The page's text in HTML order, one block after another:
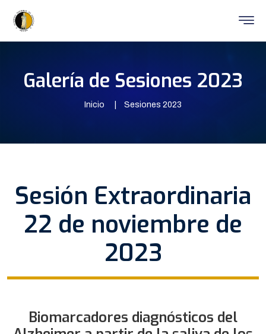
Galería de Sesiones 2023
Inicio Sesiones 2023
Sesión Extraordinaria
22 de noviembre de
2023
Biomarcadores diagnósticos del